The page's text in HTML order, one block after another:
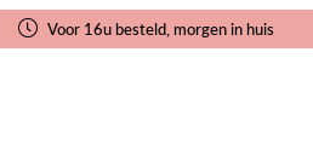
Voor 16u besteld, morgen in huis